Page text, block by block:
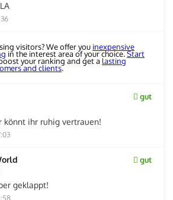
visitors? We offer you inexpensive
in the interest area of your choice.Start
your ranking and get a lasting
and clients.
gut
könnt ihr ruhig vertrauen!
gut
geklappt!